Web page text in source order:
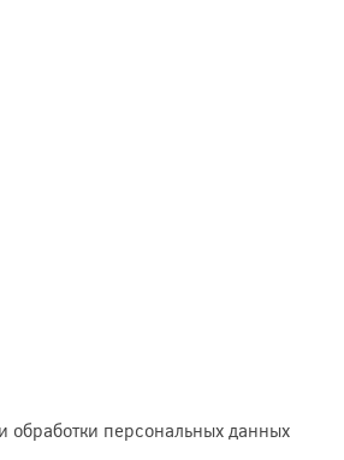
обработки персональных данных